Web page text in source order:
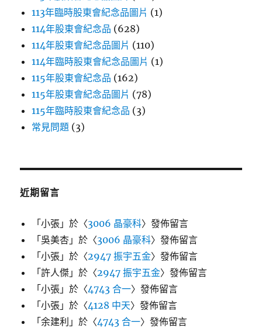
113年臨時股東會紀念品圖片 (1)
114年股東會紀念品 (628)
114年股東會紀念品圖片 (110)
114年臨時股東會紀念品圖片 (1)
115年股東會紀念品 (162)
115年股東會紀念品圖片 (78)
115年臨時股東會紀念品 (3)
常見問題 (3)
近期留言
「小張 」於〈3006 晶豪科〉發佈留言
「吳美杏 」於〈3006 晶豪科〉發佈留言
「小張 」於〈2947 振宇五金〉發佈留言
「許人傑 」於〈2947 振宇五金〉發佈留言
「小張 」於〈4743 合一〉發佈留言
「小張 」於〈4128 中天〉發佈留言
「余建利 」於〈4743 合一〉發佈留言